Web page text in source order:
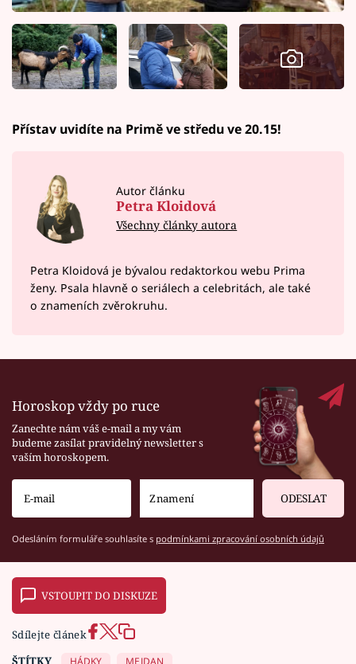
Přístav uvidíte na Primě ve středu ve 20.15!
Autor článku
Petra Kloidová
Všechny články autora
Petra Kloidová je bývalou redaktorkou webu Prima
ženy. Psala hlavně o seriálech a celebritách, ale také
o znameních zvěrokruhu.
Horoskop vždy po ruce
Zanechte nám váš e-mail a my vám
budeme zasílat pravidelný newsletter s
vaším horoskopem.
ODESLAT
Odesláním formuláře souhlasíte s podmínkami zpracování osobních údajů
VSTOUPIT DO DISKUZE
Sdílejte článek
ŠTÍTKY
HÁDKY MEJDAN